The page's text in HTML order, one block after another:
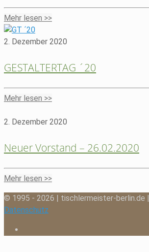
Mehr lesen >>
2. Dezember 2020
GESTALTERTAG ´20
Mehr lesen >>
2. Dezember 2020
Neuer Vorstand – 26.02.2020
Mehr lesen >>
© 1995 - 2026 | tischlermeister-berlin.de |
Datenschutz